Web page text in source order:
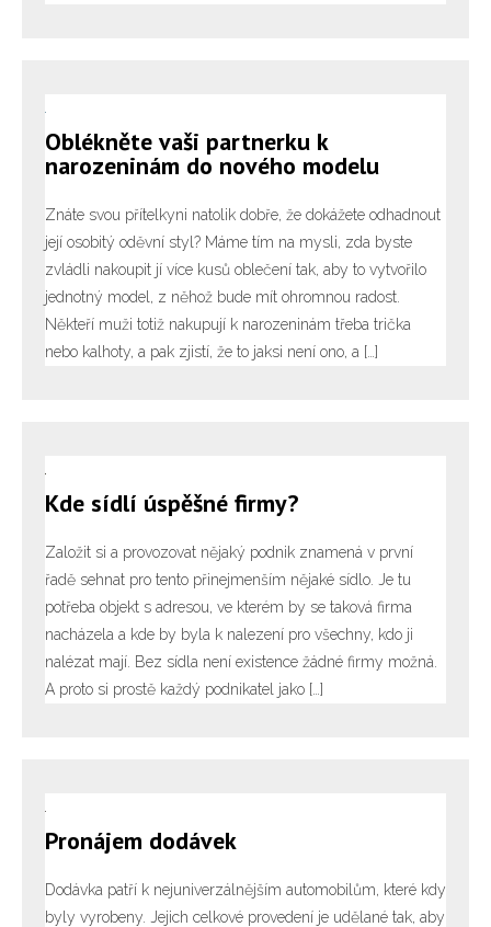
Oblékněte vaši partnerku k
narozeninám do nového modelu
Znáte svou přítelkyni natolik dobře, že dokážete odhadnout
její osobitý oděvní styl? Máme tím na mysli, zda byste
zvládli nakoupit jí více kusů oblečení tak, aby to vytvořilo
jednotný model, z něhož bude mít ohromnou radost.
Někteří muži totiž nakupují k narozeninám třeba trička
nebo kalhoty, a pak zjistí, že to jaksi není ono, a […]
Kde sídlí úspěšné firmy?
Založit si a provozovat nějaký podnik znamená v první
řadě sehnat pro tento přinejmenším nějaké sídlo. Je tu
potřeba objekt s adresou, ve kterém by se taková firma
nacházela a kde by byla k nalezení pro všechny, kdo ji
nalézat mají. Bez sídla není existence žádné firmy možná.
A proto si prostě každý podnikatel jako […]
Pronájem dodávek
Dodávka patří k nejuniverzálnějším automobilům, které kdy
byly vyrobeny. Jejich celkové provedení je udělané tak, aby